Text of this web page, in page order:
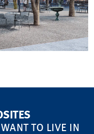
TO LIVE IN